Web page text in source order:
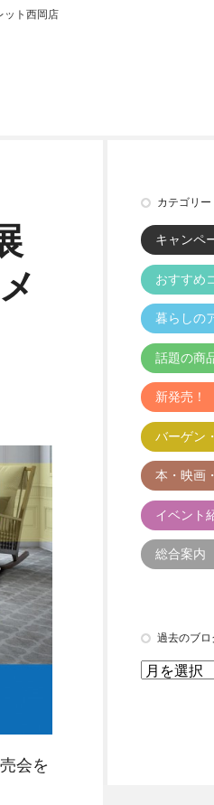
ット西岡店
会を
カテゴリー
キャンペ
おすすめ
暮らしの
話題の商
新発売！
バーゲン
本・映画
イベント
総合案内
過去のブロ